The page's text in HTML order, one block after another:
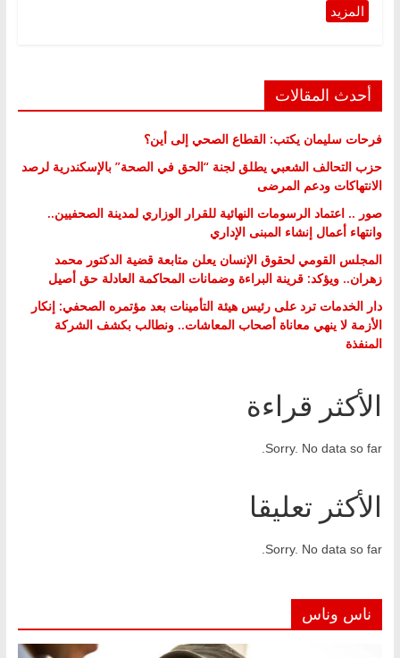
أحدث المقالات
فرحات سليمان يكتب: القطاع الصحي إلى أين؟
حزب التحالف الشعبي يطلق لجنة “الحق في الصحة” بالإسكندرية لرصد
الانتهاكات ودعم المرضى
صور .. اعتماد الرسومات النهائية للقرار الوزاري لمدينة الصحفيين..
وانتهاء أعمال إنشاء المبنى الإداري
المجلس القومي لحقوق الإنسان يعلن متابعة قضية الدكتور محمد
زهران.. ويؤكد: قرينة البراءة وضمانات المحاكمة العادلة حق أصيل
دار الخدمات ترد على رئيس هيئة التأمينات بعد مؤتمره الصحفي: إنكار
الأزمة لا ينهي معاناة أصحاب المعاشات.. ونطالب بكشف الشركة
المنفذة
الأكثر قراءة
Sorry. No data so far.
الأكثر تعليقا
Sorry. No data so far.
ناس وناس